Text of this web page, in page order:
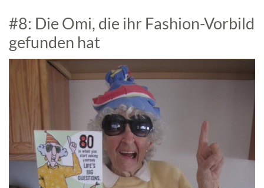
#8: Die Omi, die ihr Fashion-Vorbild
gefunden hat